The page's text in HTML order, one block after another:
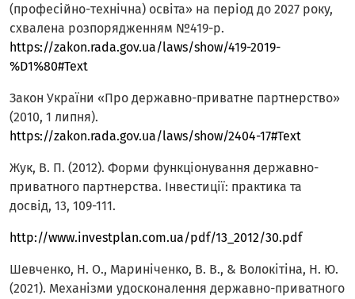
(професійно-технічна) освіта» на період до 2027 року,
схвалена розпорядженням №419-р.
https://zakon.rada.gov.ua/laws/show/419-2019-
%D1%80#Text
Закон України «Про державно-приватне партнерство»
(2010, 1 липня).
https://zakon.rada.gov.ua/laws/show/2404-17#Text
Жук, В. П. (2012). Форми функціонування державно-
приватного партнерства. Інвестиції: практика та
досвід, 13, 109-111.
http://www.investplan.com.ua/pdf/13_2012/30.pdf
Шевченко, Н. О., Мариніченко, В. В., & Волокітіна, Н. Ю.
(2021). Механізми удосконалення державно-приватного